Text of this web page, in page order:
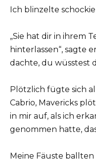
Ich blinzelte
„Sie hat dir in ihrem
hinterlassen“, sagte
dachte, du wüsstest
Plötzlich fügte sich
Cabrio, Mavericks
in mir auf, als ich
genommen hatte,
Meine Fäuste ballten